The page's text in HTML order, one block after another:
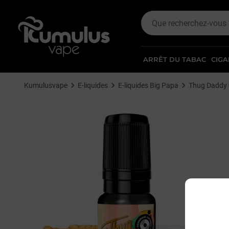
ARRÊT DU TABAC
Kumulusvape E-liquides E-liquides Big Papa Thug Daddy